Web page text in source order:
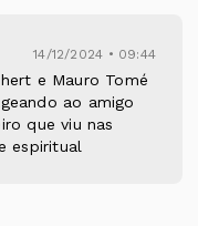
e Mauro Tomé
ao amigo
que viu nas
espiritual
14/12/2024 • 09:44